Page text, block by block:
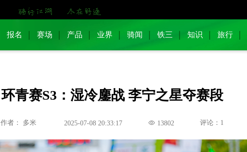
报名 赛场 产品 业界 骑闻 铁三 知识 旅行
环青赛S3：湿冷鏖战 李宁之星夺赛段
作者： 多米 2025-07-08 20:33:17 13802 评论：1